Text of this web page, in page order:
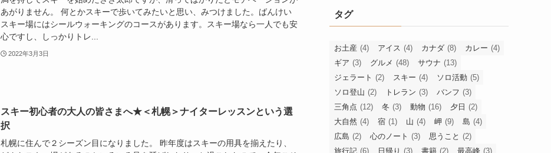
あがりません。 何とかスキーで歩いてみたいと思い、みつけました。ばんけい
スキー場にはシールウォーキングのコースがあります。スキー場なら一人でも安
心ですし、しっかりトレ...
2022年3月3日
スキー初心者の大人の皆さまへ★＜札幌＞ナイターレッスンという選
択
札幌に住んで２シーズン目になりました。 昨年度はスキーの用具を揃えたり、
タグ
お土産 (4) アイス (4) カナダ (8) カレー (4)
ギア (3) グルメ (48) サウナ (13)
ジェラート (2) スキー (4) ソロ活動 (5)
ソロ登山 (2) トレラン (3) バンフ (3)
三角点 (12) 冬 (3) 動物 (16) 夕日 (2)
大自然 (4) 宿 (1) 山 (4) 岬 (9) 島 (4)
広島 (2) 心のノート (3) 思うこと (2)
旅行記 (6) 日帰り (3) 書籍 (2) 最高峰 (3)